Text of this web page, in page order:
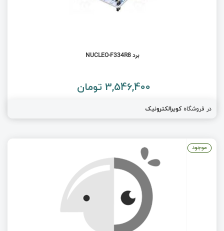
برد NUCLEO-F334R8
3,546,400 تومان
در فروشگاهکویرالکترونیک
موجود